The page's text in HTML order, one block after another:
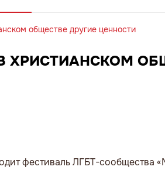
обществе другие ценности
ХРИСТИАНСКОМ
фестиваль ЛГБТ-сообщества